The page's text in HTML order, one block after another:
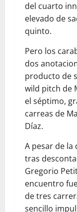
del cuarto
elevado de
quinto.
Pero los
dos
producto de
wild pitch de
el séptimo,
carreas de
Díaz.
A pesar de la
tras
Gregorio
encuentro
de tres
sencillo